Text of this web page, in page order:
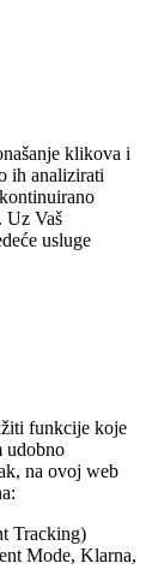
klikova i
ih analizirati
Uz Vaš
usluge
funkcije koje
udobno
na ovoj web
Tracking)
Mode, Klarna,